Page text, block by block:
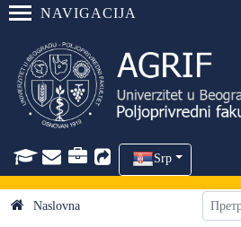
NAVIGACIJA
Srp
Naslovna